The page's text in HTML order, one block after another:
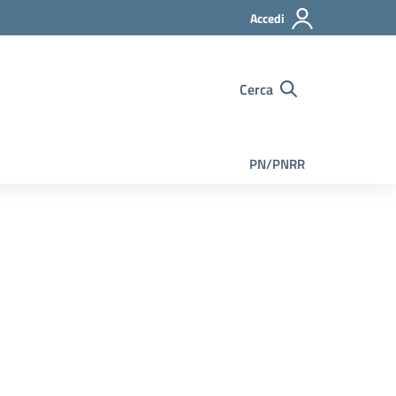
Accedi
Cerca
PN/PNRR